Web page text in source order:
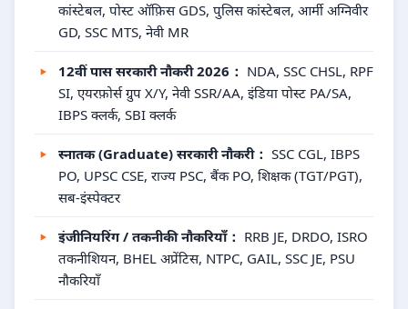
कांस्टेबल, पोस्ट ऑफ़िस GDS, पुलिस कांस्टेबल, आर्मी अग्निवीर
GD, SSC MTS, नेवी MR
12वीं पास सरकारी नौकरी 2026： NDA, SSC CHSL, RPF
SI, एयरफ़ोर्स ग्रुप X/Y, नेवी SSR/AA, इंडिया पोस्ट PA/SA,
IBPS क्लर्क, SBI क्लर्क
स्नातक (Graduate) सरकारी नौकरी： SSC CGL, IBPS
PO, UPSC CSE, राज्य PSC, बैंक PO, शिक्षक (TGT/PGT),
सब-इंस्पेक्टर
इंजीनियरिंग / तकनीकी नौकरियाँ： RRB JE, DRDO, ISRO
तकनीशियन, BHEL अप्रेंटिस, NTPC, GAIL, SSC JE, PSU
नौकरियाँ